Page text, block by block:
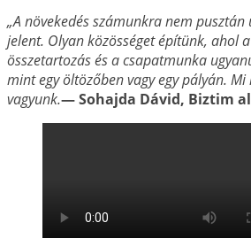
„A növekedés számunkra nem pusztán
jelent. Olyan közösséget építünk, ahol a
összetartozás és a csapatmunka
mint egy öltözőben vagyegy pályán. Mi
vagyunk.— Sohajda Dávid, Biztim